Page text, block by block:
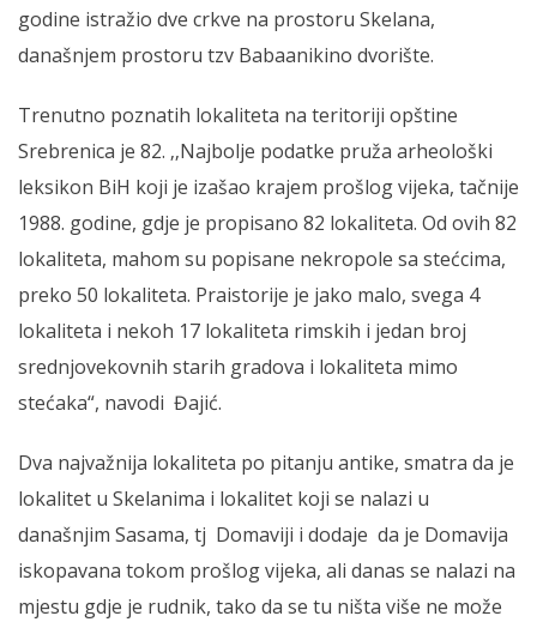
godine istražio dve crkve na prostoru Skelana,
današnjem prostoru tzv Babaanikino dvorište.
Trenutno poznatih lokaliteta na teritoriji opštine
Srebrenica je 82. ‚‚Najbolje podatke pruža arheološki
leksikon BiH koji je izašao krajem prošlog vijeka, tačnije
1988. godine, gdje je propisano 82 lokaliteta. Od ovih 82
lokaliteta, mahom su popisane nekropole sa stećcima,
preko 50 lokaliteta. Praistorije je jako malo, svega 4
lokaliteta i nekoh 17 lokaliteta rimskih i jedan broj
srednjovekovnih starih gradova i lokaliteta mimo
stećaka“, navodi Đajić.
Dva najvažnija lokaliteta po pitanju antike, smatra da je
lokalitet u Skelanima i lokalitet koji se nalazi u
današnjim Sasama, tj Domaviji i dodaje da je Domavija
iskopavana tokom prošlog vijeka, ali danas se nalazi na
mjestu gdje je rudnik, tako da se tu ništa više ne može